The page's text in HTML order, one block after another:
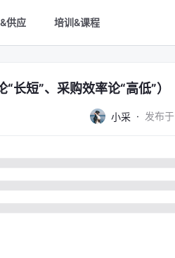
供应 培训&课程
长短”、采购效率论“高低”）
小采 · 发布于